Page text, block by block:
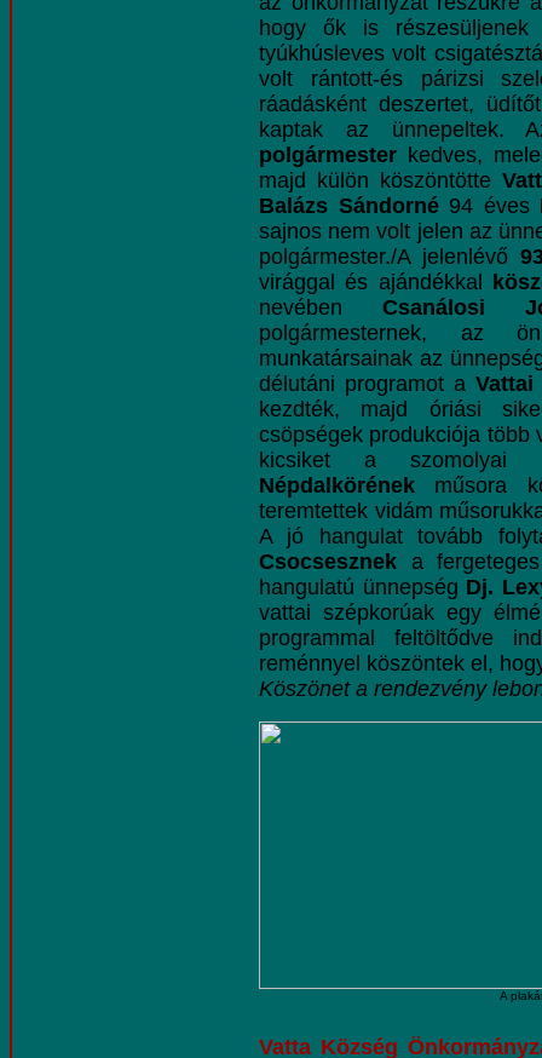
hogy ők is
tyúkhúsleves volt
volt rántott-és párizsi
ráadásként deszertet,
kaptak az
polgármester kedves,
majd külön köszöntötte
Balázs Sándorné94 éves
sajnos nem volt jelen az
polgármester./A jelenlévő
virággal és ajándékkal
nevében Csanálosi
polgármesternek, az
munkatársainak az
délutáni programot aVattai
kezdték, majd óriási
csöpségek produkciója több
kicsiket a szomolyai
Népdalkörének műsora
teremtettek vidám
A jó hangulat tovább
Csocsesznek a
hangulatú ünnepség Dj.
vattai szépkorúak egy
programmal feltöltődve
reménnyel köszöntek el,
Köszönet a rendezvény
A
Vatta Község